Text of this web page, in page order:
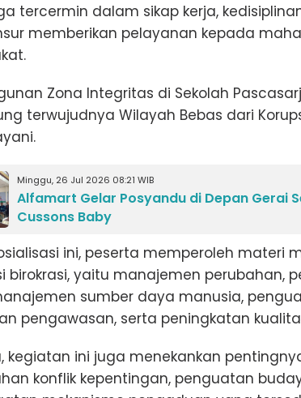
tercermin dalam sikap kerja,
memberikan pelayanan kepada
Zona Integritas di Sekolah
terwujudnya Wilayah Bebas dari
Minggu, 26 Jul 2026 08:21 WIB
Alfamart Gelar Posyandu di Depan Gerai
Cussons Baby
ini, peserta memperoleh materi
birokrasi, yaitu manajemen perubahan,
sumber daya manusia,
pengawasan, serta peningkatan
kegiatan ini juga menekankan
konflik kepentingan, penguatan